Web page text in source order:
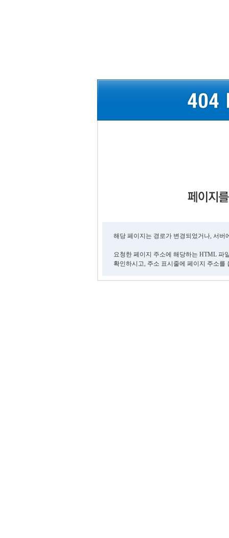
해당 페이지는 경로가 변경되었거나, 서
요청한 페이지 주소에 해당하는 HTML 파
확인하시고, 주소 표시줄에 페이지 주소